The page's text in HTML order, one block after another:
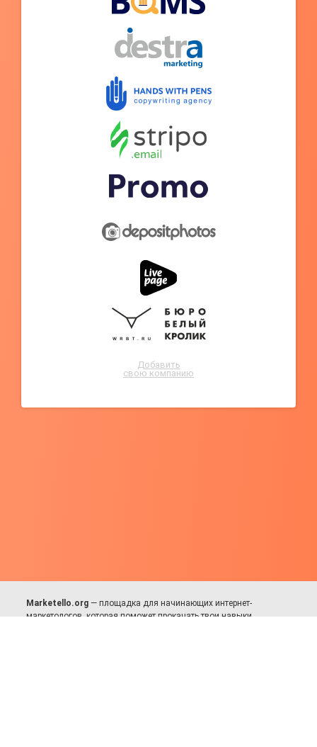
Добавить
свою компанию
Marketello.org — площадка для начинающих интернет-
маркетологов, которая поможет прокачать твои навыки.